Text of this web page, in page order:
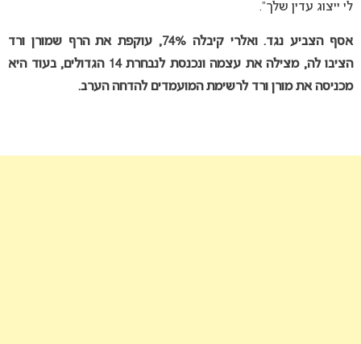
לי ייצוג עדין שלך”.
אסף הצביע נגד. ואלרי קיבלה 74%, עוקפת את הרף שמורן ורד
הציבו לה, מצילה את עצמה ונכנסת לנבחרת 14 הגדולים, בעוד היא
מכניסה את מורן ורד לרשימת המועמדים להדחה הערב.